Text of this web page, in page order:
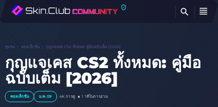
ชุมชน คอลเล็กชั่น กุญแจเคส CS2 ทั้งหมด: คู่มือฉบับเต็ม [2026]
กุญแจเคส CS2 ทั้งหมด: คู่มือ
ฉบับเต็ม [2026]
คอลเล็กชั่น ม.ค. 09 4K การดู 1 าทีในการอ่าน